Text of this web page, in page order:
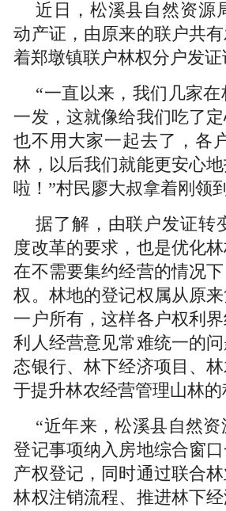
近日，松溪县自然资源
动产证，由原来的联户共
着郑墩镇联户林权分户发
“一直以来，我们几家
一发，这就像给我们吃了
也不用大家一起去了，各
林，以后我们就能更安心
啦！”村民廖大叔拿着刚领
据了解，由联户发证转
度改革的要求，也是优化
在不需要集约经营的情况
权。林地的登记权属从原
一户所有，这样各户权利
利人经营意见常难统一的
态银行、林下经济项目、
于提升林农经营管理山林
“近年来，松溪县自然
登记事项纳入房地综合窗
产权登记，同时通过联合
林权注销流程、推进林下